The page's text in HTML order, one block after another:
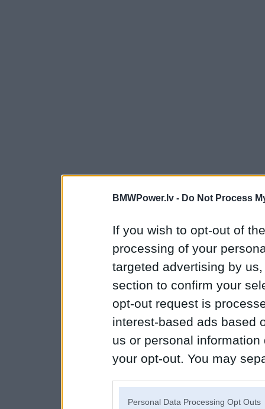
BMWPower.lv - Do Not Process
If you wish to opt-out of
processing of your
targeted advertising by
section to confirm your
opt-out request is
interest-based ads based
us or personal
your opt-out. You may
Personal Data Processing Opt Outs